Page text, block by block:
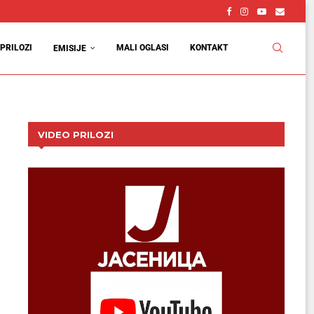
PRILOZI EMISIJE MALI OGLASI KONTAKT
VIDEO PRILOZI